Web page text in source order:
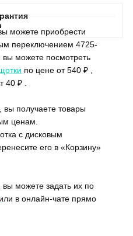
можете приобрести
переключением 4725-
можете посмотреть
по цене от 540 ₽ ,
40 ₽ .
получаете товары
ценам.
с дисковым
его в «Корзину»
вы можете задать их по
или в онлайн-чате прямо